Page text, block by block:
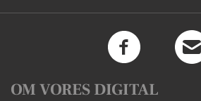
OM VORES DIGITAL